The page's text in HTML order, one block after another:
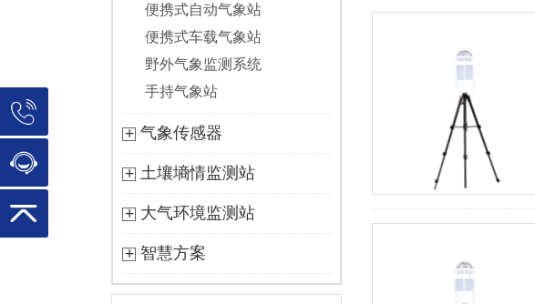
便携式自动气象站
便携式车载气象站
野外气象监测系统
手持气象站
气象传感器
土壤墒情监测站
大气环境监测站
智慧方案